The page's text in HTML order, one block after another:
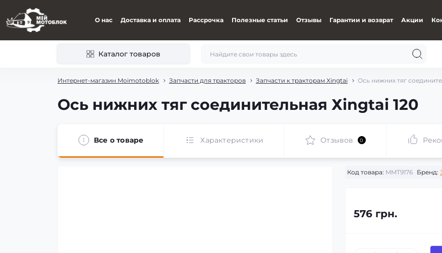
О нас Доставка и оплата Рассрочка Полезные статьи Отзывы Гарантии и возврат Акции
Каталог товаров
Интернет-магазин Moimotoblok Запчасти для тракторов Запчасти к тракторам Xingtai Ось нижних тяг
Ось нижних тяг соединительная Хingtai 120
Все о товаре Характеристики Отзывов 0
Код товара: MMT9176 Бренд:
576 грн.